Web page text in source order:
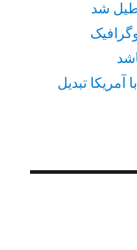
شد
تبدیل